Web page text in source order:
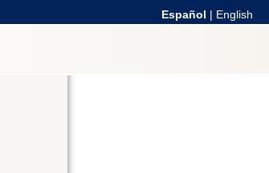
Español | English